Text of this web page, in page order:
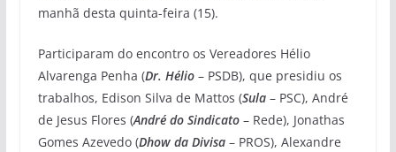
manhã desta quinta-feira (15).
Participaram do encontro os Vereadores Hélio
Alvarenga Penha (Dr. Hélio– PSDB), que presidiu os
trabalhos, Edison Silva de Mattos (Sula– PSC), André
de Jesus Flores (André do Sindicato– Rede), Jonathas
Gomes Azevedo (Dhow da Divisa– PROS), Alexandre